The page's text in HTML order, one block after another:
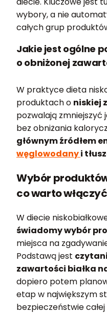
wybory, a nie
całych grup
Jakie jest ogólne
o obniżonej
W praktyce dieta
produktach o niskiej
pozwalają zmniejszyć
bez obniżania
głównym źródłem
węglowodanyi
Wybór
co warto
W diecie
świadomy wybór
miejsca na
Podstawą jest
zawartości białka
dopiero potem
etap w największym
bezpieczeństwie